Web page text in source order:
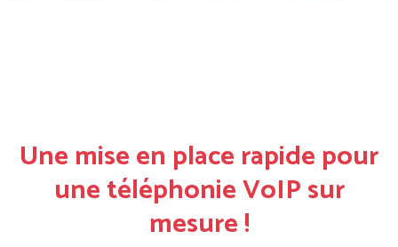
Une mise en place rapide pour
une téléphonie VoIP sur
mesure !